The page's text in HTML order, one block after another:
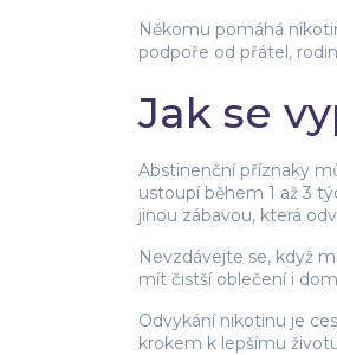
Někomu pomáhá
podpoře od přátel,
Jak se
Abstinenční příznaky
ustoupí během 1 až 3
jinou zábavou, která
Nevzdávejte se, když
mít čistší oblečení i
Odvykání nikotinu je
krokem k lepšímu